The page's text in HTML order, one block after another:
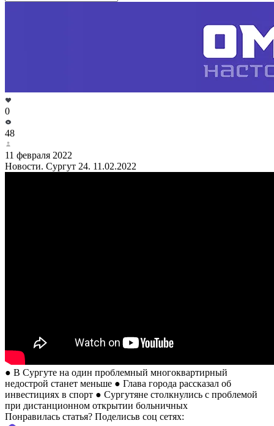
0
48
11 февраля 2022
Новости. Сургут 24. 11.02.2022
● В Сургуте на один проблемный многоквартирный
недострой станет меньше ● Глава города рассказал об
инвестициях в спорт ● Сургутяне столкнулись с проблемой
при дистанционном открытии больничных
Понравилась статья? Поделиcьв соц сетях: